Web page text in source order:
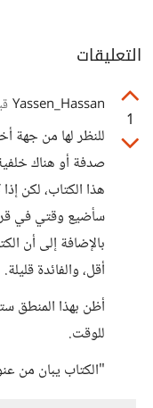
التعليقات
1
Yassen_Hassan
للنظر لها من جهة
صدفة أو هناك
هذا الكتاب، لكن
سأضيع وقتي في
بالإضافة إلى أن
أقل، والفائدة قليلة.
أظن بهذا المنطق
للوقت.
"الكتاب يبان من